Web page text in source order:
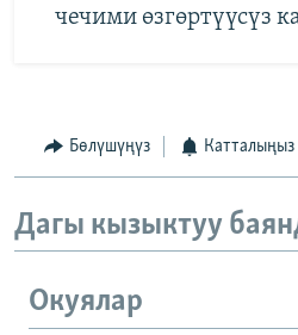
чечими өзгөртүүсүз
Бөлүшүңүз Катталыңыз
Дагы кызыктуу
Окуялар